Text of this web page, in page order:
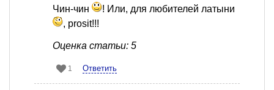
Чин-чин
! Или, для любителей латыни
, prosit!!!
Оценка статьи: 5
1 Ответить